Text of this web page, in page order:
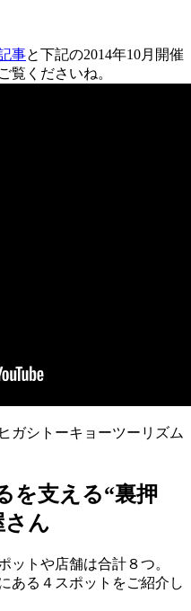
事と下記の2014年10月開催
覧くださいね。
ガシトーキョーツーリズム
を支える“裏押
さん
ットや店舗は合計８つ。
ある４スポットをご紹介し